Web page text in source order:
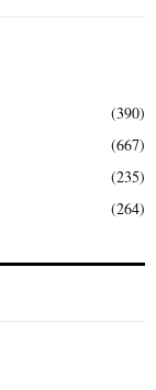
(390)
(667)
(235)
(264)